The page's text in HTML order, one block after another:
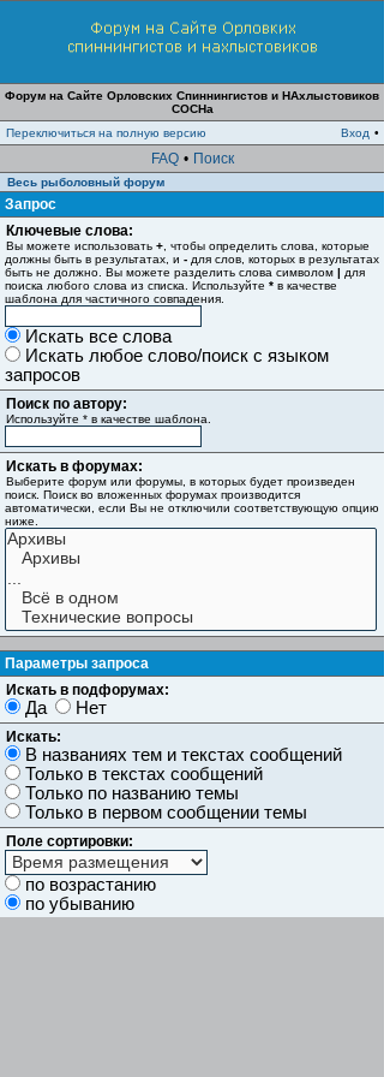
Форум на Сайте Орловских Спиннингистов и НАхлыстовиков
СОСНа
Переключиться на полную версию
Вход •
FAQ • Поиск
Весь рыболовный форум
Запрос
Ключевые слова:
Вы можете использовать + , чтобы определить слова, которые
должны быть в результатах, и - для слов, которых в результатах
быть не должно. Вы можете разделить слова символом | для
поиска любого слова из списка. Используйте * в качестве
шаблона для частичного совпадения.
Искать все слова
Искать любое слово/поиск с языком
запросов
Поиск по автору:
Используйте * в качестве шаблона.
Искать в форумах:
Выберите форум или форумы, в которых будет произведен
поиск. Поиск во вложенных форумах производится
автоматически, если Вы не отключили соответствующую опцию
ниже.
Параметры запроса
Искать в подфорумах:
Да Нет
Искать:
В названиях тем и текстах сообщений
Только в текстах сообщений
Только по названию темы
Только в первом сообщении темы
Поле сортировки:
по возрастанию
по убыванию